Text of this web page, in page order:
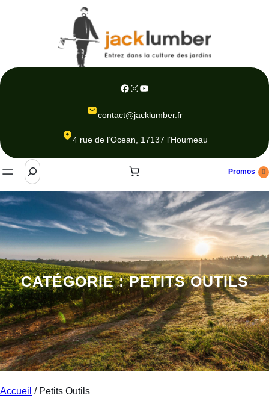
Facebook Instagram YouTube
contact@jacklumber.fr
4 rue de l’Ocean, 17137 l’Houmeau
S
e
a
c
h
Promos
CATÉGORIE :PETITS OUTILS
Accueil / Petits Outils